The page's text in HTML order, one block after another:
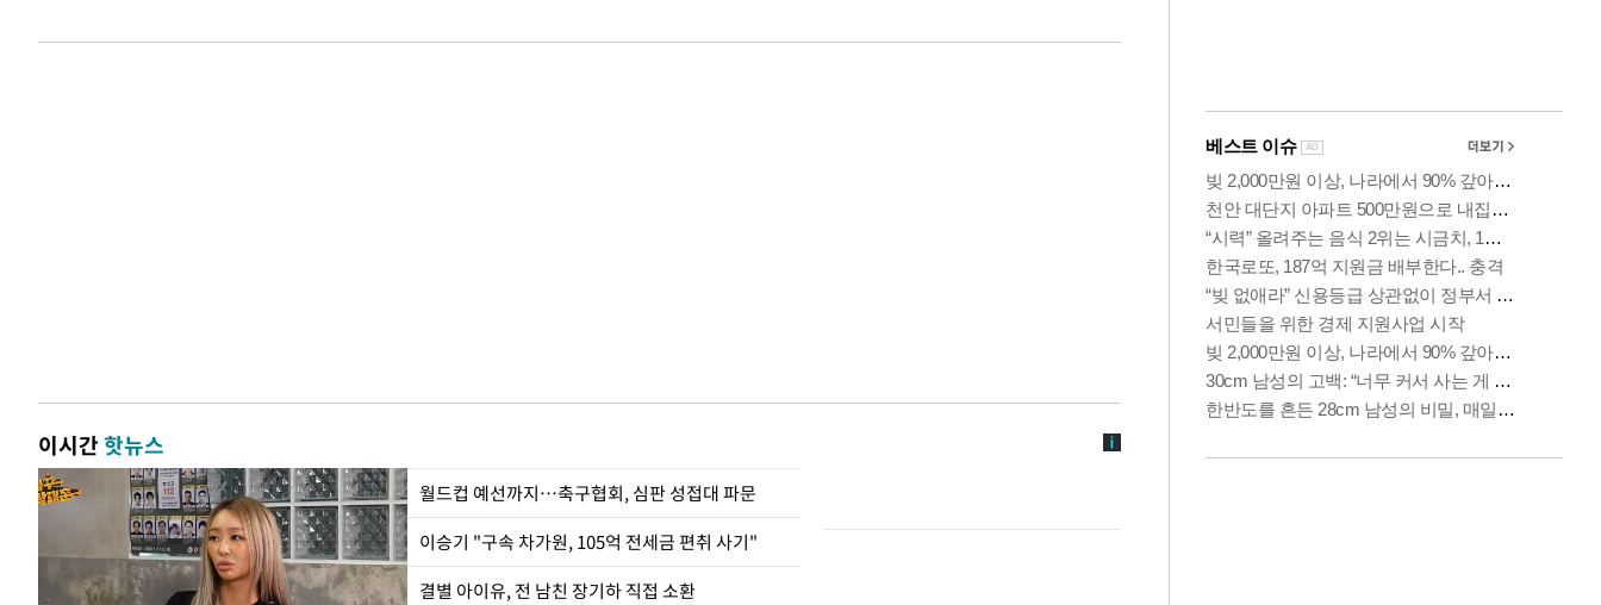
이시간핫뉴스
월드컵 예선까지…축구협회, 심판 성접대 파문
이승기 "구속 차가원, 105억 전세금 편취 사기"
결별 아이유, 전 남친 장기하 직접 소환